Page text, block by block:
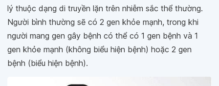
lý thuộc dạng di truyền lặn trên nhiễm sắc thể thường.
Người bình thường sẽ có 2 gen khỏe mạnh, trong khi
người mang gen gây bệnh có thể có 1 gen bệnh và 1
gen khỏe mạnh (không biểu hiện bệnh) hoặc 2 gen
bệnh (biểu hiện bệnh).